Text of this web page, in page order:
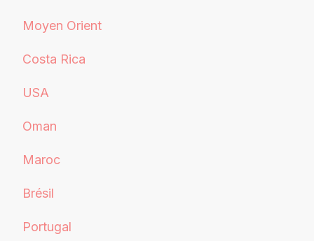
Moyen Orient
Costa Rica
USA
Oman
Maroc
Brésil
Portugal